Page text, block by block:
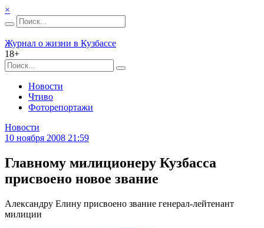
×
Журнал о жизни в Кузбассе
18+
Новости
Чтиво
Фоторепортажи
Новости
10 ноября 2008 21:59
Главному милиционеру Кузбасса
присвоено новое звание
Александру Елину присвоено звание генерал-лейтенант
милиции